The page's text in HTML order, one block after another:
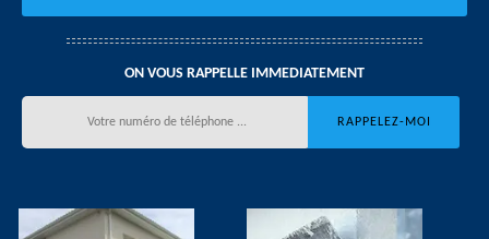
ON VOUS RAPPELLE IMMEDIATEMENT